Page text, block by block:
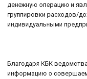
денежную операцию и
группировки расходов/
индивидуальными
Благодаря КБК
информацию о